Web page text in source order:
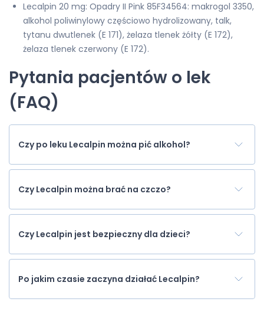
Lecalpin 20 mg: Opadry II Pink 85F34564: makrogol 3350,
alkohol poliwinylowy częściowo hydrolizowany, talk,
tytanu dwutlenek (E 171), żelaza tlenek żółty (E 172),
żelaza tlenek czerwony (E 172).
Pytania pacjentów o lek
(FAQ)
Czy po leku Lecalpin można pić alkohol?
Czy Lecalpin można brać na czczo?
Czy Lecalpin jest bezpieczny dla dzieci?
Po jakim czasie zaczyna działać Lecalpin?